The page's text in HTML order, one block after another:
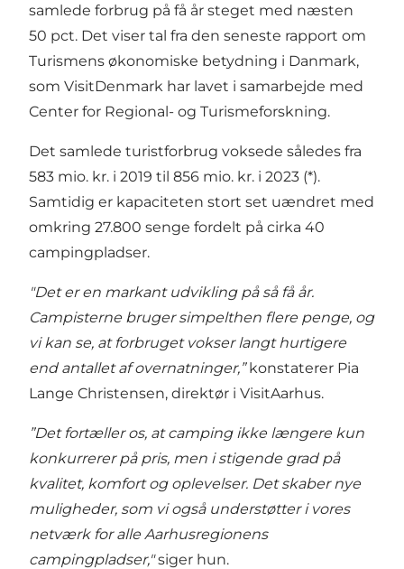
samlede forbrug på få år steget med næsten
50 pct. Det viser tal fra den seneste rapport om
Turismens økonomiske betydning i Danmark,
som VisitDenmark har lavet i samarbejde med
Center for Regional- og Turismeforskning.
Det samlede turistforbrug voksede således fra
583 mio. kr. i 2019 til 856 mio. kr. i 2023 (*).
Samtidig er kapaciteten stort set uændret med
omkring 27.800 senge fordelt på cirka 40
campingpladser.
"Det er en markant udvikling på så få år.
Campisterne bruger simpelthen flere penge, og
vi kan se, at forbruget vokser langt hurtigere
end antallet af overnatninger,”konstaterer Pia
Lange Christensen, direktør i VisitAarhus.
”Det fortæller os, at camping ikke længere kun
konkurrerer på pris, men i stigende grad på
kvalitet, komfort og oplevelser. Det skaber nye
muligheder, som vi også understøtter i vores
netværk for alle Aarhusregionens
campingpladser,"siger hun.